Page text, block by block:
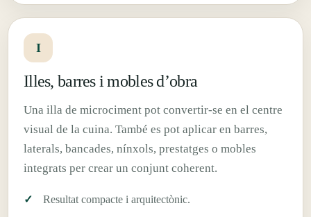
I
Illes, barres i mobles d’obra
Una illa de microciment pot convertir-se en el centre
visual de la cuina. També es pot aplicar en barres,
laterals, bancades, nínxols, prestatges o mobles
integrats per crear un conjunt coherent.
Resultat compacte i arquitectònic.